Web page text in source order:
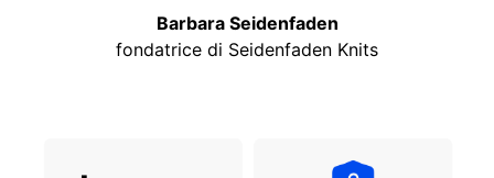
Barbara Seidenfaden
fondatrice di Seidenfaden Knits